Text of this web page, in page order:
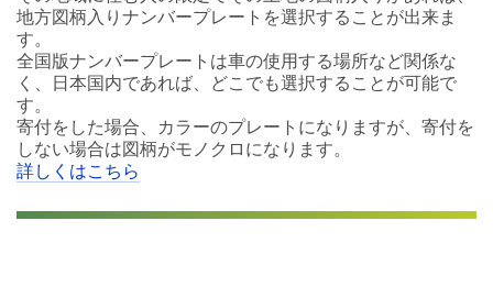
地方図柄入りナンバープレートを選択することが出来ま
す。
全国版ナンバープレートは車の使用する場所など関係な
く、日本国内であれば、どこでも選択することが可能で
す。
寄付をした場合、カラーのプレートになりますが、寄付を
しない場合は図柄がモノクロになります。
詳しくはこちら